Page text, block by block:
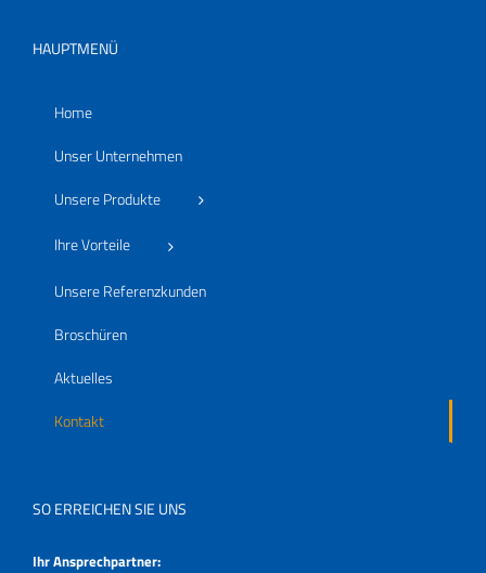
HAUPTMENÜ
Home
Unser Unternehmen
Unsere Produkte
Ihre Vorteile
Unsere Referenzkunden
Broschüren
Aktuelles
Kontakt
SO ERREICHEN SIE UNS
Ihr Ansprechpartner: